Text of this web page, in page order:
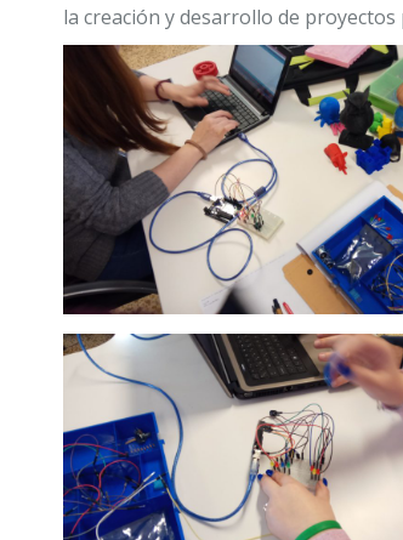
la creación y desarrollo de